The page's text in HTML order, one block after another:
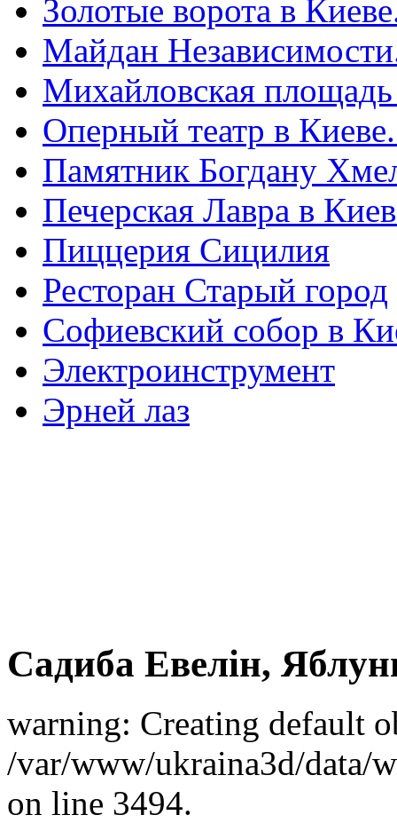
Золотые ворота в
Майдан
Михайловская
Оперный театр в
Памятник Богдану
Печерская Лавра в
Пиццерия Сицилия
Ресторан Старый город
Софиевский собор в
Электроинструмент
Эрней лаз
Садиба Евелін,
warning: Creating default
/var/www/ukraina3d/data/
on line 3494.